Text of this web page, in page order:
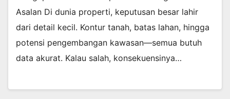
Asalan Di dunia properti, keputusan besar lahir
dari detail kecil. Kontur tanah, batas lahan, hingga
potensi pengembangan kawasan—semua butuh
data akurat. Kalau salah, konsekuensinya…